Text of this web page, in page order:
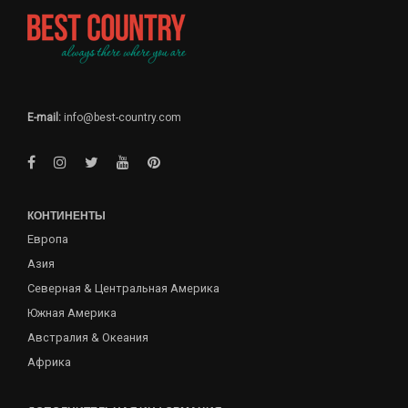
E-mail: info@best-country.com
КОНТИНЕНТЫ
Европа
Азия
Северная & Центральная Америка
Южная Америка
Австралия & Океания
Африка